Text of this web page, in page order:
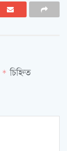
* চিহ্নিত